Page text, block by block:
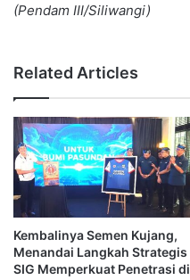
(Pendam III/Siliwangi)
Related Articles
Kembalinya Semen Kujang,
Menandai Langkah Strategis
SIG Memperkuat Penetrasi di